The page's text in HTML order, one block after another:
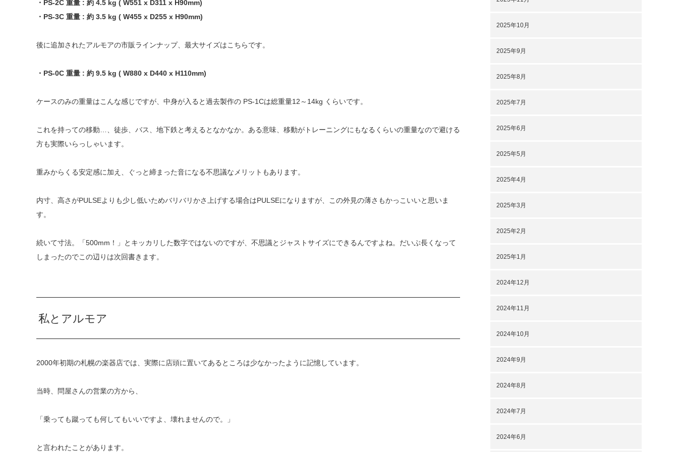
・PS-2C 重量 : 約 4.5 kg ( W551 x D311 x H90mm)
・PS-3C 重量 : 約 3.5 kg ( W455 x D255 x H90mm)
後に追加されたアルモアの市販ラインナップ、最大サイズはこちらです。
・PS-0C 重量 : 約 9.5 kg ( W880 x D440 x H110mm)
ケースのみの重量はこんな感じですが、中身が入ると過去製作の PS-1Cは総重量12～14kg くらいです。
これを持っての移動…、徒歩、バス、地下鉄と考えるとなかなか。ある意味、移動がトレーニングにもなるくらいの重量なので避ける
方も実際いらっしゃいます。
重みからくる安定感に加え、ぐっと締まった音になる不思議なメリットもあります。
内寸、高さがPULSEよりも少し低いためバリバリかさ上げする場合はPULSEになりますが、この外見の薄さもかっこいいと思いま
す。
続いて寸法。「500mm！」とキッカリした数字ではないのですが、不思議とジャストサイズにできるんですよね。だいぶ長くなって
しまったのでこの辺りは次回書きます。
私とアルモア
2000年初期の札幌の楽器店では、実際に店頭に置いてあるところは少なかったように記憶しています。
当時、問屋さんの営業の方から、
「乗っても蹴っても何してもいいですよ、壊れませんので。」
と言われたことがあります。
2025年10月
2025年9月
2025年8月
2025年7月
2025年6月
2025年5月
2025年4月
2025年3月
2025年2月
2025年1月
2024年12月
2024年11月
2024年10月
2024年9月
2024年8月
2024年7月
2024年6月